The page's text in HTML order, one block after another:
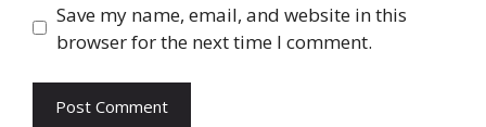
Save my name, email, and website in this
browser for the next time I comment.